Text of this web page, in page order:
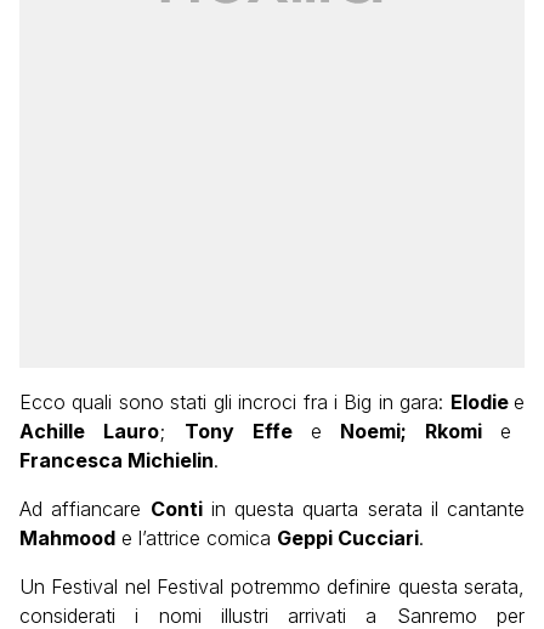
Ecco quali sono stati gli incroci fra i Big in gara: Elodiee
Achille Lauro; Tony Effe e Noemi; Rkomie
Francesca Michielin.
Ad affiancare Contiin questa quarta serata il cantante
Mahmood e l’attrice comica Geppi Cucciari.
Un Festival nel Festival potremmo definire questa serata,
considerati i nomi illustri arrivati a Sanremo per